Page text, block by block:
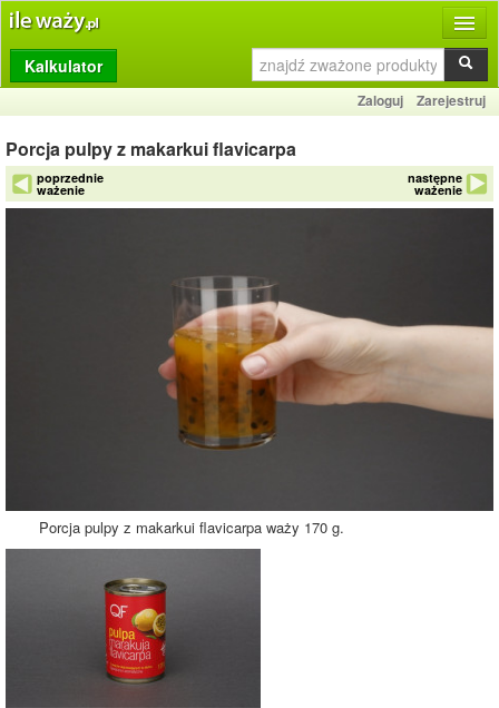
Produkty
Dziennik
Przelicznik
Porównywarka
Kalkulator
Zaloguj Zarejestruj
Porcja pulpy z makarkui flavicarpa
poprzednie
ważenie
następne
ważenie
Porcja pulpy z makarkui flavicarpa waży 170 g.